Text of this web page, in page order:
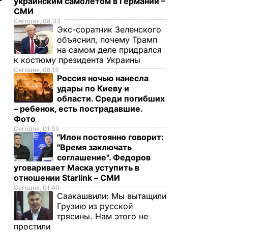
СМИ
Сегодня, 08.33
Экс-соратник Зеленского
объяснил, почему Трамп
на самом деле придрался
к костюму президента Украины
Сегодня, 08.15
Россия ночью нанесла
удары по Киеву и
области. Среди погибших
– ребенок, есть пострадавшие.
Фото
Сегодня, 01.53
"Илон постоянно говорит:
"Время заключать
соглашение". Федоров
уговаривает Маска уступить в
отношении Starlink – СМИ
Сегодня, 01.40
Саакашвили: Мы вытащили
Грузию из русской
трясины. Нам этого не
простили